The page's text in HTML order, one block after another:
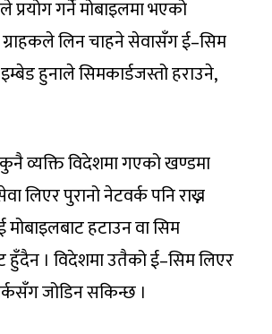
प्रयोग गर्ने मोबाइलमा भएको
लिन चाहने सेवासँग ई–सिम
हुनाले सिमकार्डजस्तो हराउने,
व्यक्ति विदेशमा गएको खण्डमा
लिएर पुरानो नेटवर्क पनि राख्न
हटाउन वा सिम
हुँदैन । विदेशमा उतैको ई–सिम लिएर
जोडिन सकिन्छ ।